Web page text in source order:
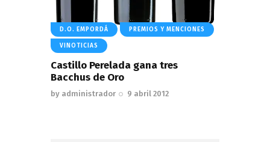
D.O. EMPORDÁ PREMIOS Y MENCIONES
VINOTICIAS
Castillo Perelada gana tres
Bacchus de Oro
by administrador 9 abril 2012